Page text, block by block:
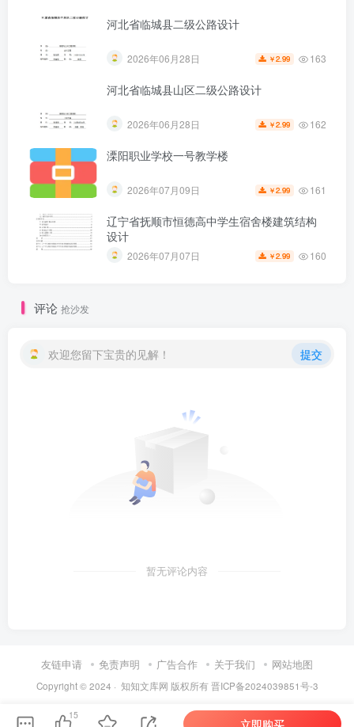
第5页 / 共19页
第6页 / 共19页
河北省临城县二级公路设计
2026年06月28日 ￥2.99 163
河北省临城县山区二级公路设计
2026年06月28日 ￥2.99 162
溧阳职业学校一号教学楼
2026年07月09日 ￥2.99 161
辽宁省抚顺市恒德高中学生宿舍楼建筑结构
设计
2026年07月07日 ￥2.99 160
评论 抢沙发
欢迎您留下宝贵的见解！ 提交
暂无评论内容
友链申请 免责声明 广告合作 关于我们 网站地图
Copyright © 2024 · 知知文库网 版权所有晋ICP备2024039851号-3
15
立即购买